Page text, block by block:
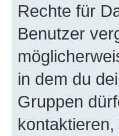
Rechte für
Benutzer
in dem du
Gruppen